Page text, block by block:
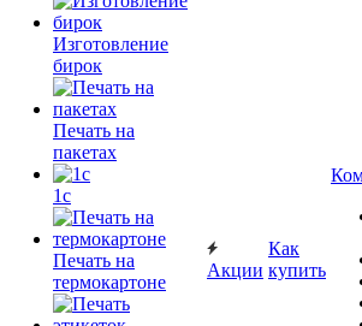
Изготовление
бирок
Печать на
пакетах
1c
Печать на
термокартоне
Акции
Как
купить